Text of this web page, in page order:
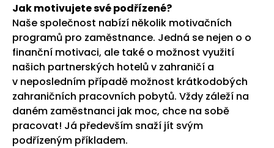
Jak motivujete své podřízené?
Naše společnost nabízí několik motivačních
programů pro zaměstnance. Jedná se nejen o o
finanční motivaci, ale také o možnost využití
našich partnerských hotelů v zahraničí a
v neposledním případě možnost krátkodobých
zahraničních pracovních pobytů. Vždy záleží na
daném zaměstnanci jak moc, chce na sobě
pracovat! Já především snaží jít svým
podřízeným příkladem.